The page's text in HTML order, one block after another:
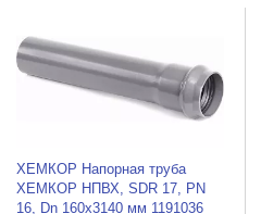
ХЕМКОР Напорная труба
ХЕМКОР НПВХ, SDR 17, PN
16, Dn 160x3140 мм 1191036